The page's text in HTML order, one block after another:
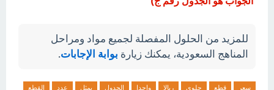
للمزيد من الحلول المفصلة لجميع مواد ومراحل
المناهج السعودية، يمكنك زيارة بوابة الإجابات.
سعر قطع حلوى ريالا واحدا الجدول يمثل عدد
القطع